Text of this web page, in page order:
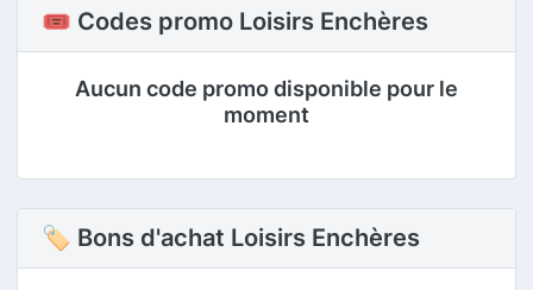
🎟️ Codes promo Loisirs Enchères
Aucun code promo disponible pour le
moment
🏷 Bons d'achat Loisirs Enchères